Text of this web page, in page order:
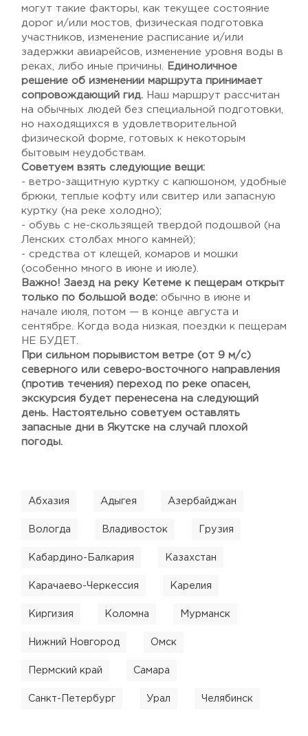
могут такие факторы, как текущее состояние
дорог и/или мостов, физическая подготовка
участников, изменение расписание и/или
задержки авиарейсов, изменение уровня воды в
реках, либо иные причины.
Единоличное
решение об изменении маршрута принимает
сопровождающий гид. Наш маршрут рассчитан
на обычных людей без специальной подготовки,
но находящихся в удовлетворительной
физической форме, готовых к некоторым
бытовым неудобствам.
Советуем взять следующие вещи:
- ветро-защитную куртку с капюшоном, удобные
брюки, теплые кофту или свитер или запасную
куртку (на реке холодно);
- обувь с не-скользящей твердой подошвой (на
Ленских столбах много камней);
- средства от клещей, комаров и мошки
(особенно много в июне и июле).
Важно! Заезд на реку Кетеме к пещерам открыт
только по большой воде: обычно в июне и
начале июля, потом — в конце августа и
сентябре. Когда вода низкая, поездки к пещерам
НЕ БУДЕТ.
При сильном порывистом ветре (от 9 м/с)
северного или северо-восточного направления
(против течения) переход по реке опасен,
экскурсия будет перенесена на следующий
день. Настоятельно советуем оставлять
запасные дни в Якутске на случай плохой
погоды.
Абхазия Адыгея Азербайджан
Вологда Владивосток Грузия
Кабардино-Балкария Казахстан
Карачаево-Черкессия Карелия
Киргизия Коломна Мурманск
Нижний Новгород Омск
Пермский край Самара
Санкт-Петербург Урал Челябинск